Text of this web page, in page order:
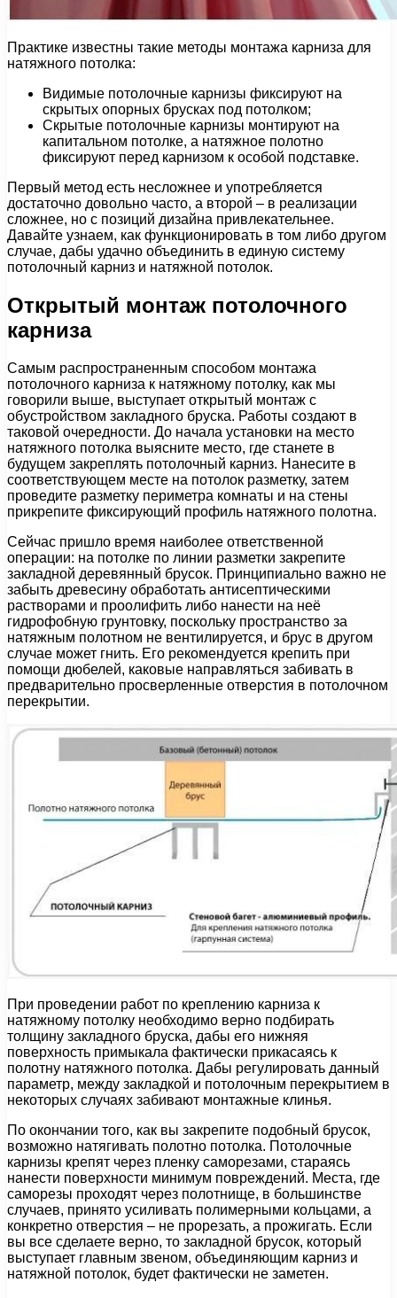
Практике известны такие методы монтажа карниза для
натяжного потолка:
Видимые потолочные карнизы фиксируют на
скрытых опорных брусках под потолком;
Скрытые потолочные карнизы монтируют на
капитальном потолке, а натяжное полотно
фиксируют перед карнизом к особой подставке.
Первый метод есть несложнее и употребляется
достаточно довольно часто, а второй – в реализации
сложнее, но с позиций дизайна привлекательнее.
Давайте узнаем, как функционировать в том либо другом
случае, дабы удачно объединить в единую систему
потолочный карниз и натяжной потолок.
Открытый монтаж потолочного
карниза
Самым распространенным способом монтажа
потолочного карниза к натяжному потолку, как мы
говорили выше, выступает открытый монтаж с
обустройством закладного бруска. Работы создают в
таковой очередности. До начала установки на место
натяжного потолка выясните место, где станете в
будущем закреплять потолочный карниз. Нанесите в
соответствующем месте на потолок разметку, затем
проведите разметку периметра комнаты и на стены
прикрепите фиксирующий профиль натяжного полотна.
Сейчас пришло время наиболее ответственной
операции: на потолке по линии разметки закрепите
закладной деревянный брусок. Принципиально важно не
забыть древесину обработать антисептическими
растворами и проолифить либо нанести на неё
гидрофобную грунтовку, поскольку пространство за
натяжным полотном не вентилируется, и брус в другом
случае может гнить. Его рекомендуется крепить при
помощи дюбелей, каковые направляться забивать в
предварительно просверленные отверстия в потолочном
перекрытии.
При проведении работ по креплению карниза к
натяжному потолку необходимо верно подбирать
толщину закладного бруска, дабы его нижняя
поверхность примыкала фактически прикасаясь к
полотну натяжного потолка. Дабы регулировать данный
параметр, между закладкой и потолочным перекрытием в
некоторых случаях забивают монтажные клинья.
По окончании того, как вы закрепите подобный брусок,
возможно натягивать полотно потолка. Потолочные
карнизы крепят через пленку саморезами, стараясь
нанести поверхности минимум повреждений. Места, где
саморезы проходят через полотнище, в большинстве
случаев, принято усиливать полимерными кольцами, а
конкретно отверстия – не прорезать, а прожигать. Если
вы все сделаете верно, то закладной брусок, который
выступает главным звеном, объединяющим карниз и
натяжной потолок, будет фактически не заметен.